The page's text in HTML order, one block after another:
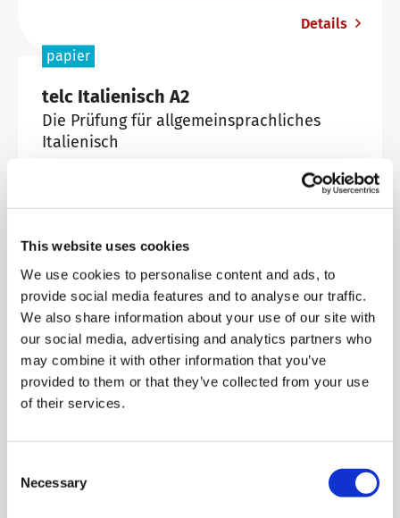
This website uses cookies
We use cookies to personalise content and ads, to
provide social media features and to analyse our traffic.
We also share information about your use of our site with
our social media, advertising and analytics partners who
may combine it with other information that you’ve
provided to them or that they’ve collected from your use
of their services.
Selection
Necessary
Verifikation von telc Zertifikaten
Sprachprüfungen: Support & FAQ
Deutsch für die Integration
Allgemeinsprachliches Deutsch
Deutsch für den Beruf
Deutschlernen mit telc Lehrwerken
Trainingsangebote
Fortbildungen: Unterrichten
Qualifizierungen: Prüfen und Bewerten
Angebote für Deutschlernende
Wir sind telc
Die Zukunft spricht telc
telc in der Presse
Details
papier
telc Italienisch A2
Die Prüfung für allgemeinsprachliches
Italienisch
hybrid papier
telc Italienisch B1
Die Prüfung für allgemeinsprachliches
Italienisch
B1
Details